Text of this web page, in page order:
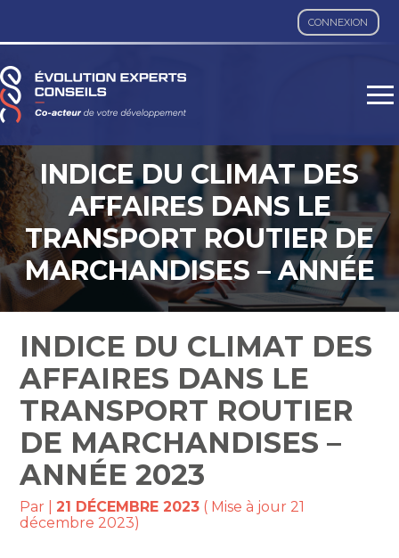
CONNEXION
Aller
au
INDICE DU CLIMAT DES
AFFAIRES DANS LE
TRANSPORT ROUTIER DE
MARCHANDISES – ANNÉE
2023
INDICE DU CLIMAT DES
AFFAIRES DANS LE
TRANSPORT ROUTIER
DE MARCHANDISES –
ANNÉE 2023
Par |21 DÉCEMBRE 2023 ( Mise à jour 21
décembre 2023)